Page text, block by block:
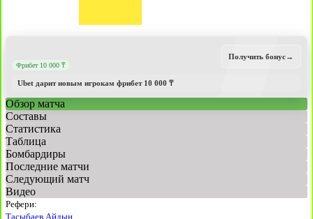
Фрибет 10 000 ₸
Ubet дарит новым игрокам фрибет 10 000 ₸
Получить бонус→
Обзор матча
Составы
Статистика
Таблица
Бомбардиры
Последние матчи
Следующий матч
Видео
Рефери:
Тасыбаев Айдын